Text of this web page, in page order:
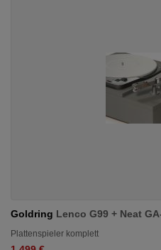
Goldring Lenco G99 + Neat
Plattenspieler komplett